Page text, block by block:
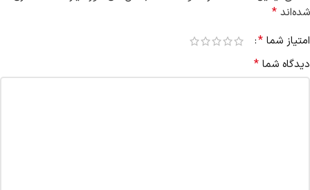
شده‌اند *
امتیاز شما *
دیدگاه شما *